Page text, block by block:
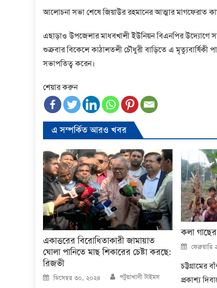
আলোচনা সভা শেষে জিয়াউর রহমানের আত্মার মাগফেরাত
এছাড়াও উপজেলার মাধবখালী ইউনিয়ন বিএনপির উদ্যোগে
শুক্রবার বিকেলে কাঠালতলী চৌধুরী বাড়িতে এ
সভাপতিত্ব করেন।
শেয়ার করুন
এ সম্পর্কিত আরও খবর
একাত্তরের বিরোধিতাকারী জামায়াত
ঘোলা পানিতে মাছ শিকারের চেষ্টা করছে:
রিজভী
Posted
on
ডিসেম্বর ৩০, ২০২৪ Author
পটুয়াখালী টাইমস
কলা
Posted
on
চট্টগ্রামের
প্রকাশ্য